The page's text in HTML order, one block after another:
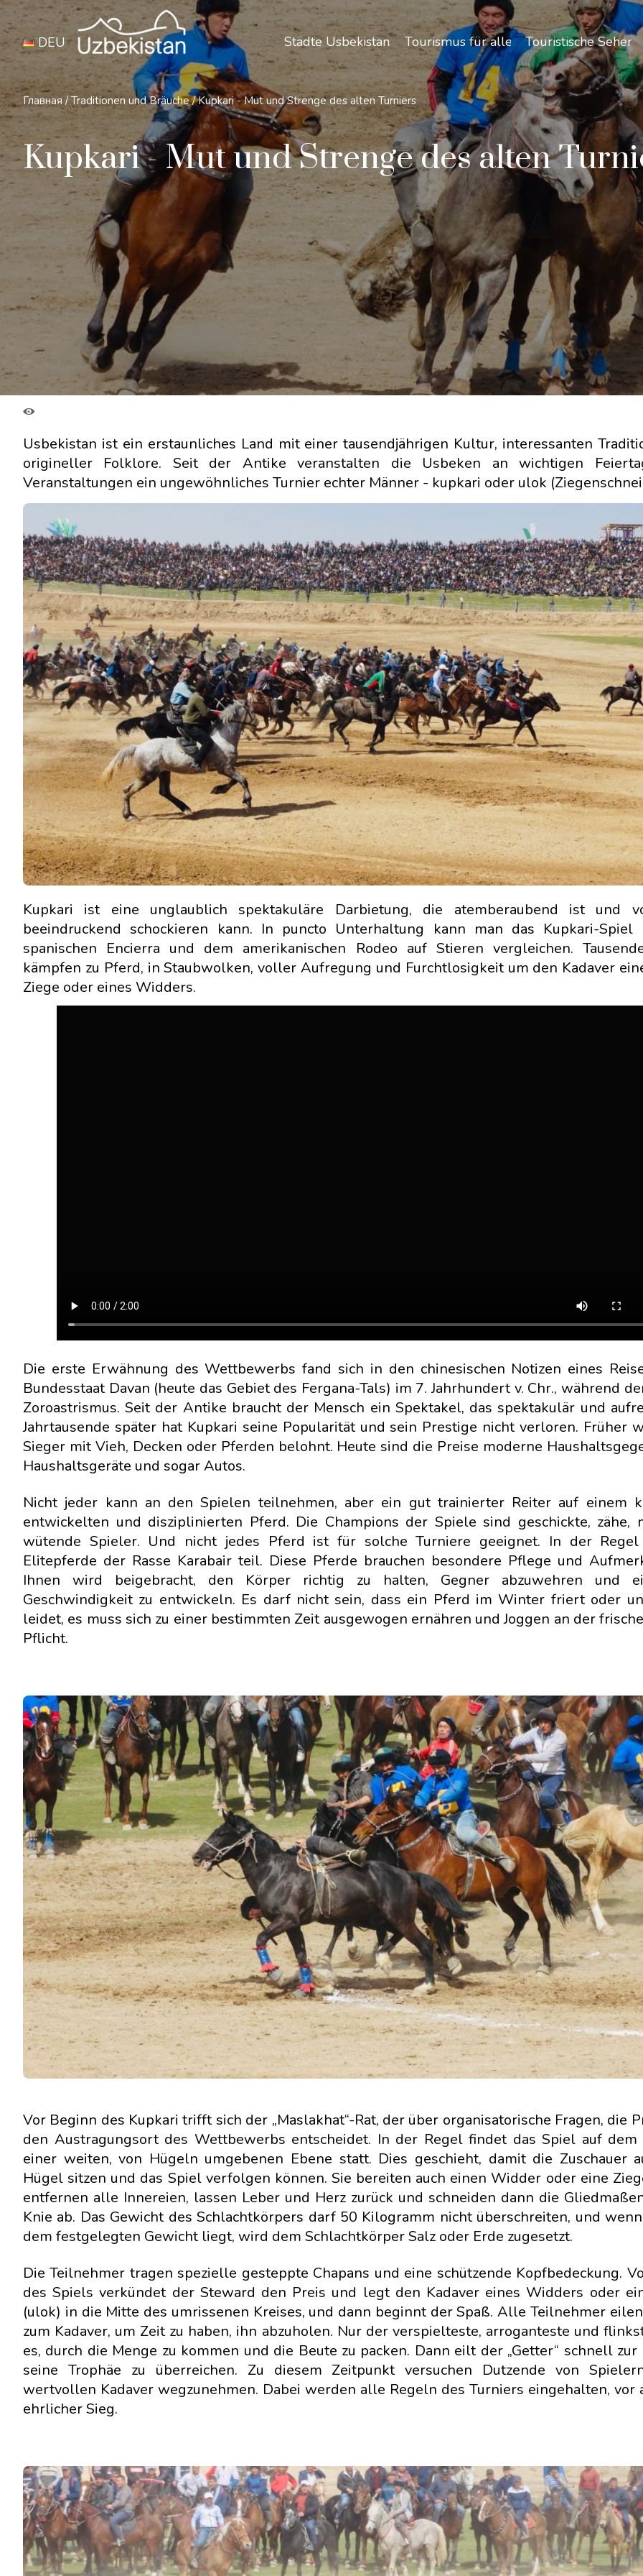
Städte Usbekistans Tourismus für alle Touristische
DEU
Главная / Traditionen und Bräuche / Kupkari - Mut und Strenge des alten Turniers
Kupkari - Mut und Strenge des alten
Usbekistan ist ein erstaunliches Land mit einer tausendjährigen Kultur, interessanten
origineller Folklore. Seit der Antike veranstalten die Usbeken an wichtigen
Veranstaltungen ein ungewöhnliches Turnier echter Männer - kupkari oder ulok
Kupkari ist eine unglaublich spektakuläre Darbietung, die atemberaubend ist und
beeindruckend schockieren kann. In puncto Unterhaltung kann man das Kupkari-
spanischen Encierra und dem amerikanischen Rodeo auf Stieren vergleichen.
kämpfen zu Pferd, in Staubwolken, voller Aufregung und Furchtlosigkeit um den Kadaver
Ziege oder eines Widders.
Die erste Erwähnung des Wettbewerbs fand sich in den chinesischen Notizen eines
Bundesstaat Davan (heute das Gebiet des Fergana-Tals) im 7. Jahrhundert v. Chr., während
Zoroastrismus. Seit der Antike braucht der Mensch ein Spektakel, das spektakulär und
Jahrtausende später hat Kupkari seine Popularität und sein Prestige nicht verloren. Früher
Sieger mit Vieh, Decken oder Pferden belohnt. Heute sind die Preise moderne
Haushaltsgeräte und sogar Autos.
Nicht jeder kann an den Spielen teilnehmen, aber ein gut trainierter Reiter auf einem
entwickelten und disziplinierten Pferd. Die Champions der Spiele sind geschickte, zähe,
wütende Spieler. Und nicht jedes Pferd ist für solche Turniere geeignet. In der Regel
Elitepferde der Rasse Karabair teil. Diese Pferde brauchen besondere Pflege und
Ihnen wird beigebracht, den Körper richtig zu halten, Gegner abzuwehren und
Geschwindigkeit zu entwickeln. Es darf nicht sein, dass ein Pferd im Winter friert oder
leidet, es muss sich zu einer bestimmten Zeit ausgewogen ernähren und Joggen an der
Pflicht.
Vor Beginn des Kupkari trifft sich der „Maslakhat“-Rat, der über organisatorische Fragen, die
den Austragungsort des Wettbewerbs entscheidet. In der Regel findet das Spiel auf dem
einer weiten, von Hügeln umgebenen Ebene statt. Dies geschieht, damit die Zuschauer
Hügel sitzen und das Spiel verfolgen können. Sie bereiten auch einen Widder oder eine
entfernen alle Innereien, lassen Leber und Herz zurück und schneiden dann die
Knie ab. Das Gewicht des Schlachtkörpers darf 50 Kilogramm nicht überschreiten, und
dem festgelegten Gewicht liegt, wird dem Schlachtkörper Salz oder Erde zugesetzt.
Die Teilnehmer tragen spezielle gesteppte Chapans und eine schützende Kopfbedeckung.
des Spiels verkündet der Steward den Preis und legt den Kadaver eines Widders oder
(ulok) in die Mitte des umrissenen Kreises, und dann beginnt der Spaß. Alle Teilnehmer
zum Kadaver, um Zeit zu haben, ihn abzuholen. Nur der verspielteste, arroganteste und
es, durch die Menge zu kommen und die Beute zu packen. Dann eilt der „Getter“ schnell zur
seine Trophäe zu überreichen. Zu diesem Zeitpunkt versuchen Dutzende von
wertvollen Kadaver wegzunehmen. Dabei werden alle Regeln des Turniers eingehalten, vor
ehrlicher Sieg.